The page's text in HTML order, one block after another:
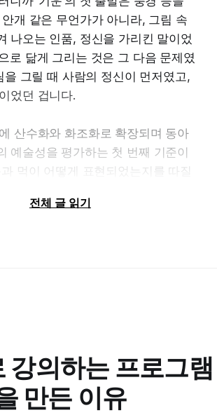
지 왕자와 화가 구보타 베이센(久保
이 함께 그린 <반딧불이 그림(蛍
가 점들을 찍고, 화가가 그걸 반딧불
개 같은 무언가가 아니라, 그림 속
나오는 인품, 정신을 가리킨 말이었
로 닮게 그리는 것은 그 다음 문제였
을 그릴 때 사람의 정신이 먼저였고,
었던 겁니다.
산수화와 화조화로 확장되며 동아
예술성을 평가하는 첫 번째 기준이
먹이 어떻게 표현되었는지를 따질
전체 글 읽기
강의하는 프로그램
만든 이유